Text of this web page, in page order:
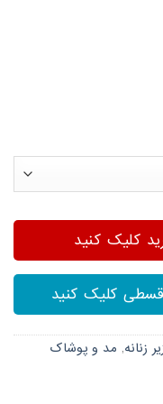
کلیک کنید
کلیک کنید
زنانه, مد و پوشاک